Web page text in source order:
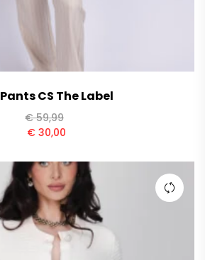
CS The Label
€59,99
€30,00